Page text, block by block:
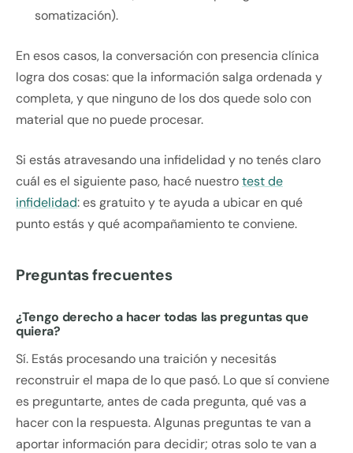
somatización).
En esos casos, la conversación con presencia clínica
logra dos cosas: que la información salga ordenada y
completa, y que ninguno de los dos quede solo con
material que no puede procesar.
Si estás atravesando una infidelidad y no tenés claro
cuál es el siguiente paso, hacé nuestrotest de
infidelidad: es gratuito y te ayuda a ubicar en qué
punto estás y qué acompañamiento te conviene.
Preguntas frecuentes
¿Tengo derecho a hacer todas las preguntas que
quiera?
Sí. Estás procesando una traición y necesitás
reconstruir el mapa de lo que pasó. Lo que sí conviene
es preguntarte, antes de cada pregunta, qué vas a
hacer con la respuesta. Algunas preguntas te van a
aportar información para decidir; otras solo te van a